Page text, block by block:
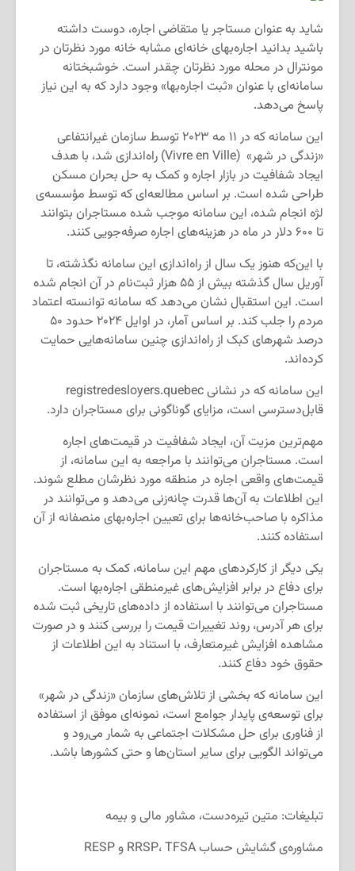
شاید به عنوان مستاجر یا متقاضی اجاره، دوست داشته
باشید بدانید اجاره‌بهای خانه‌ای مشابه خانه مورد نظرتان در
مونترال در محله مورد نظرتان چقدر است. خوشبختانه
سامانه‌ای با عنوان «ثبت اجاره‌بها» وجود دارد که به این نیاز
پاسخ می‌دهد.
این سامانه که در ۱۱ مه ۲۰۲۳ توسط سازمان غیرانتفاعی
«زندگی در شهر» (Vivre en Ville) راه‌اندازی شد، با هدف
ایجاد شفافیت در بازار اجاره و کمک به حل بحران مسکن
طراحی شده است. بر اساس مطالعه‌ای که توسط مؤسسه‌ی
لژه انجام شده، این سامانه موجب شده مستاجران بتوانند
تا ۶۰۰ دلار در ماه در هزینه‌های اجاره صرفه‌جویی کنند.
با این‌که هنوز یک سال از راه‌اندازی این سامانه نگذشته، تا
آوریل سال گذشته بیش از ۵۵ هزار ثبت‌نام در آن انجام شده
است. این استقبال نشان می‌دهد که سامانه توانسته اعتماد
مردم را جلب کند. بر اساس آمار، در اوایل ۲۰۲۴ حدود ۵۰
درصد شهرهای کبک از راه‌اندازی چنین سامانه‌هایی حمایت
کرده‌اند.
این سامانه که در نشانی registredesloyers.quebec
قابل‌دسترسی است، مزایای گوناگونی برای مستاجران دارد.
مهم‌ترین مزیت آن، ایجاد شفافیت در قیمت‌های اجاره
است. مستاجران می‌توانند با مراجعه به این سامانه، از
قیمت‌های واقعی اجاره در منطقه مورد نظرشان مطلع شوند.
این اطلاعات به آن‌ها قدرت چانه‌زنی می‌دهد و می‌توانند در
مذاکره با صاحب‌خانه‌ها برای تعیین اجاره‌بهای منصفانه از آن
استفاده کنند.
یکی دیگر از کارکردهای مهم این سامانه، کمک به مستاجران
برای دفاع در برابر افزایش‌های غیرمنطقی اجاره‌بها است.
مستاجران می‌توانند با استفاده از داده‌های تاریخی ثبت شده
برای هر آدرس، روند تغییرات قیمت را بررسی کنند و در صورت
مشاهده افزایش غیرمتعارف، با استناد به این اطلاعات از
حقوق خود دفاع کنند.
این سامانه که بخشی از تلاش‌های سازمان «زندگی در شهر»
برای توسعه‌ی پایدار جوامع است، نمونه‌ای موفق از استفاده
از فناوری برای حل مشکلات اجتماعی به شمار می‌رود و
می‌تواند الگویی برای سایر استان‌ها و حتی کشورها باشد.
تبلیغات: متین تیره‌دست، مشاور مالی و بیمه
‌مشاوره‌ی گشایش حساب RRSP، TFSA و RESP